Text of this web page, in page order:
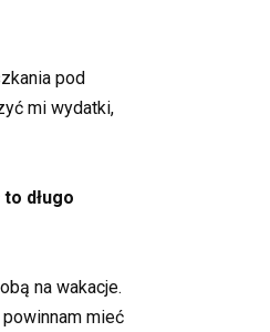
pod
mi wydatki,
to długo
na wakacje.
mieć